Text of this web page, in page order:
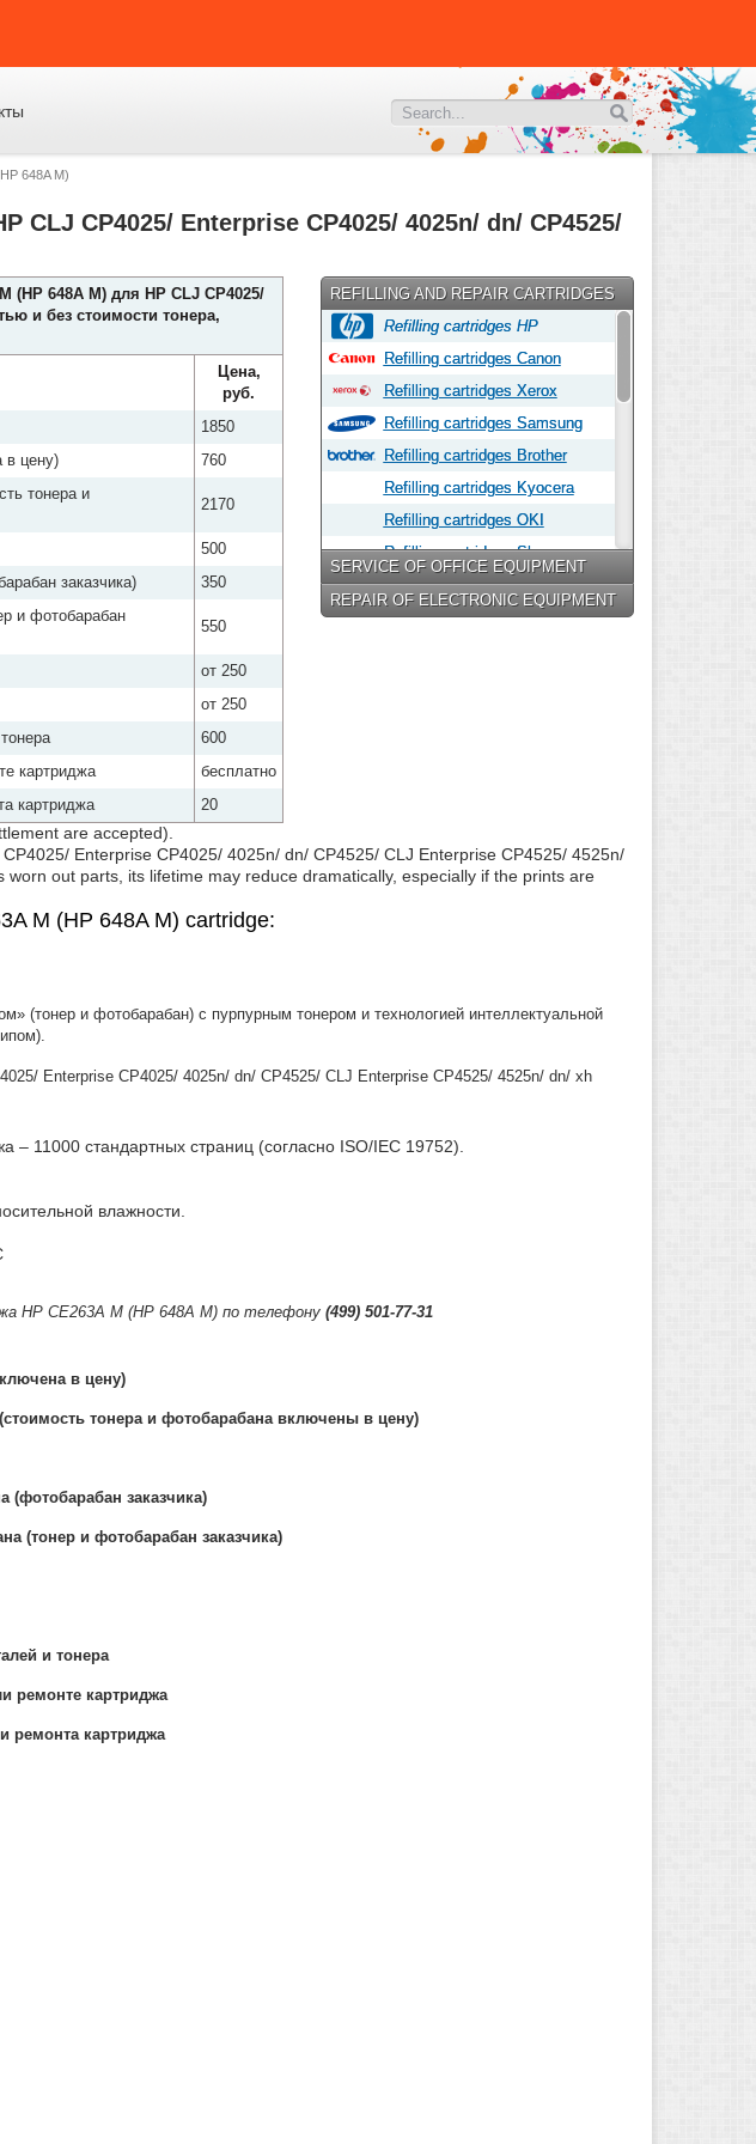
648A M)
CLJ CP4025/ Enterprise CP4025/ 4025n/ dn/ CP4525/
(HP 648A M) для HP CLJ CP4025/
и без стоимости тонера,
Цена,
руб.
1850
в цену)
760
тонера и
2170
500
заказчика)
350
и фотобарабан
550
от 250
от 250
600
картриджа
бесплатно
картриджа
20
REFILLING AND REPAIR CARTRIDGES
Refilling cartridges HP
Refilling cartridges Canon
Refilling cartridges Xerox
Refilling cartridges Samsung
Refilling cartridges Brother
Refilling cartridges Kyocera
Refilling cartridges OKI
Refilling cartridges Sharp
Refilling cartridges Epson
Refilling cartridges Panasonic
Refilling cartridges Ricoh
SERVICE OF OFFICE EQUIPMENT
REPAIR OF ELECTRONIC EQUIPMENT
are accepted).
Enterprise CP4025/ 4025n/ dn/ CP4525/ CLJ Enterprise CP4525/ 4525n/
out parts, its lifetime may reduce dramatically, especially if the prints are
M (HP 648A M) cartridge:
(тонер и фотобарабан) с пурпурным тонером и технологией интеллектуальной
Enterprise CP4025/ 4025n/ dn/ CP4525/ CLJ Enterprise CP4525/ 4525n/ dn/ xh
– 11000 стандартных страниц (согласно ISO/IEC 19752).
влажности.
HP CE263A M (HP 648A M) по телефону (499) 501-77-31
в цену)
тонера и фотобарабана включены в цену)
(фотобарабан заказчика)
(тонер и фотобарабан заказчика)
и тонера
ремонте картриджа
ремонта картриджа